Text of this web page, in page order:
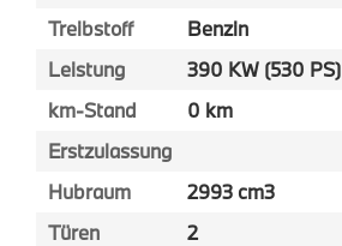
Treibstoff
Benzin
Leistung
390 KW (530 PS)
km-Stand
0 km
Erstzulassung
Hubraum
2993 cm3
Türen
2